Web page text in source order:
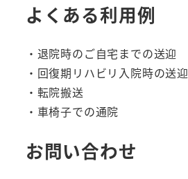
よくある利用例
・退院時のご自宅までの送迎
・回復期リハビリ入院時の送迎
・転院搬送
・車椅子での通院
お問い合わせ